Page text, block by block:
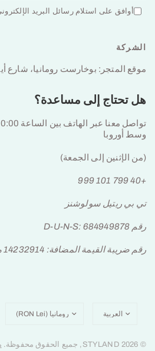
أوافق على استلام رسائل البريد
الشركة
موقع المتجر: بوخارست رومانيا، شارع أيون
هل تحتاج إلى مساعدة؟
وسط أوروبا
(من الإثنين إلى الجمعة)
+40 799 101 999
تي بي ريتيل سولوشنز
رقم D-U-N-S: 684949878
رقم ضريبة القيمة المضافة: 14232914 منذ عام 2001
البلد/
البلد/
© 2026 STYLAND, جميع الحقوق محفوظة.